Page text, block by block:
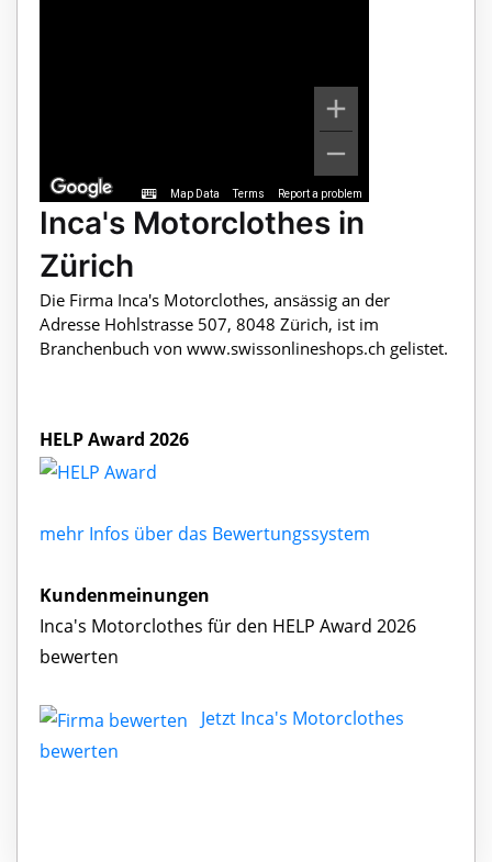
Map Data Terms Report a problem
Inca's Motorclothes in
Zürich
Die Firma Inca's Motorclothes, ansässig an der
Adresse Hohlstrasse 507, 8048 Zürich, ist im
Branchenbuch von www.swissonlineshops.ch gelistet.
HELP Award 2026
mehr Infos über das Bewertungssystem
Kundenmeinungen
Inca's Motorclothes für den HELP Award 2026
bewerten
Jetzt Inca's Motorclothes
bewerten